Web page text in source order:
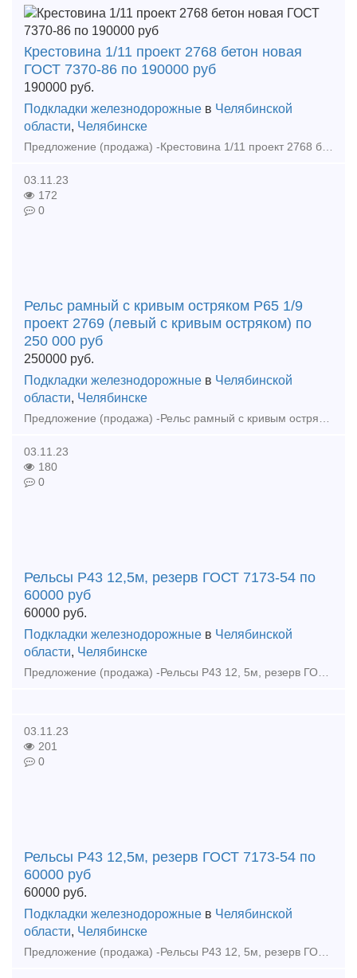
Крестовина 1/11 проект 2768 бетон новая
ГОСТ 7370-86 по 190000 руб
190000 руб.
Подкладки железнодорожные в Челябинской
области, Челябинске
Предложение (продажа) -Крестовина 1/11 проект 2768 бетон новая ГОСТ 7370-86 по 190000 руб - Рельс рамный с кривым остряком Р65 1/11 проект 2768 (левый с кривым ост
03.11.23
172
0
Рельс рамный с кривым остряком Р65 1/9
проект 2769 (левый с кривым остряком) по
250 000 руб
250000 руб.
Подкладки железнодорожные в Челябинской
области, Челябинске
Предложение (продажа) -Рельс рамный с кривым остряком Р65 1/9 проект 2769 (левый с кривым остряком) по 250 000 руб - Ремкомплект Р50 1/6 резерв по 145 000 руб
03.11.23
180
0
Рельсы Р43 12,5м, резерв ГОСТ 7173-54 по
60000 руб
60000 руб.
Подкладки железнодорожные в Челябинской
области, Челябинске
Предложение (продажа) -Рельсы Р43 12, 5м, резерв ГОСТ 7173-54 по 60000 руб - Рельсы Р43 демонтаж без износа 12, 5 м по 52000 руб - Рельсы Р43 1гр. ГОСТ 51
03.11.23
201
0
Рельсы Р43 12,5м, резерв ГОСТ 7173-54 по
60000 руб
60000 руб.
Подкладки железнодорожные в Челябинской
области, Челябинске
Предложение (продажа) -Рельсы Р43 12, 5м, резерв ГОСТ 7173-54 по 60000 руб - Рельсы Р43 демонтаж без износа 12, 5 м по 52000 руб - Рельсы Р43 1гр. ГОСТ 51